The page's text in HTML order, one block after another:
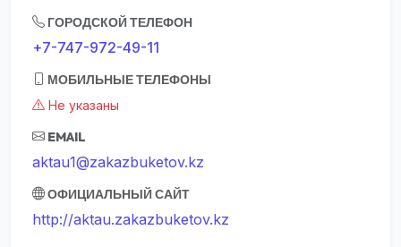
ГОРОДСКОЙ ТЕЛЕФОН
+7-747-972-49-11
МОБИЛЬНЫЕ ТЕЛЕФОНЫ
Не указаны
EMAIL
aktau1@zakazbuketov.kz
ОФИЦИАЛЬНЫЙ САЙТ
http://aktau.zakazbuketov.kz